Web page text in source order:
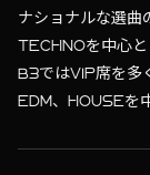
ナショナルな選
TECHNOを中心と
B3ではVIP席を多
EDM、HOUSEを